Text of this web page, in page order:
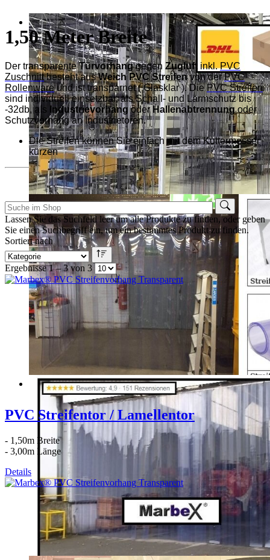
1,50 Meter Breite
Der transparenteTürvorhanggegen Zugluftinkl.PVC
Zuschnitt besteht ausWeich PVC Streifenvon derPVC
Rollenwareund ist transparnet ( Glasklar ).DiePVC Streifen
sind individuell einsetzbar, als Schall- und Lärmschutz bis
-32db, als Industrievorhangoder Hallenabtrennungoder
Schutzvorhang an Industrietoren.
Die Streifen können Sie einfach mit dem Kuttermesser
kürzen
Lassen Sie das Suchfeld leer um alle Produkte zu finden, oder geben
Sie einen Suchbegriff ein, um ein bestimmtes Produkt zu finden.
Sortiert nach
Ergebnisse 1 – 3 von 3
PVC Streifentor / Lamellentor
- 1,50m Breite
- 3,00m Länge
Details